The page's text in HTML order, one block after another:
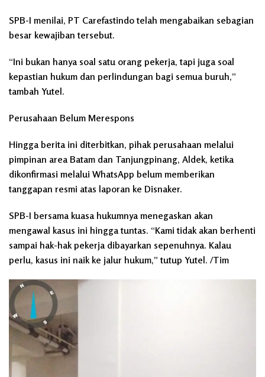
SPB-I menilai, PT Carefastindo telah mengabaikan sebagian
besar kewajiban tersebut.
“Ini bukan hanya soal satu orang pekerja, tapi juga soal
kepastian hukum dan perlindungan bagi semua buruh,”
tambah Yutel.
Perusahaan Belum Merespons
Hingga berita ini diterbitkan, pihak perusahaan melalui
pimpinan area Batam dan Tanjungpinang, Aldek, ketika
dikonfirmasi melalui WhatsApp belum memberikan
tanggapan resmi atas laporan ke Disnaker.
SPB-I bersama kuasa hukumnya menegaskan akan
mengawal kasus ini hingga tuntas. “Kami tidak akan berhenti
sampai hak-hak pekerja dibayarkan sepenuhnya. Kalau
perlu, kasus ini naik ke jalur hukum,” tutup Yutel. /Tim